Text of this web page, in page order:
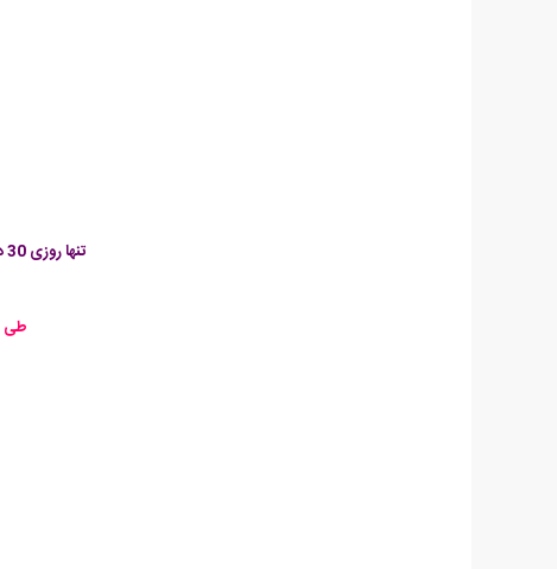
تنها روزی 30 دقیقه وقت بگذارید تا در کمتر از یک ماه همه فوت و فن نسخه جدید Photoshop را بیاموزید !
طی یک دوره